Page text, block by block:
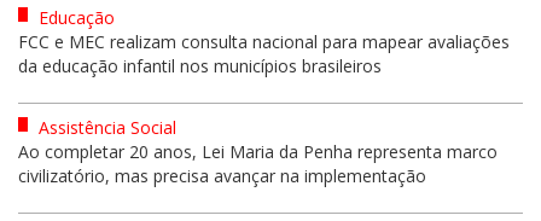
Educação
FCC e MEC realizam consulta nacional para mapear avaliações
da educação infantil nos municípios brasileiros
Assistência Social
Ao completar 20 anos, Lei Maria da Penha representa marco
civilizatório, mas precisa avançar na implementação